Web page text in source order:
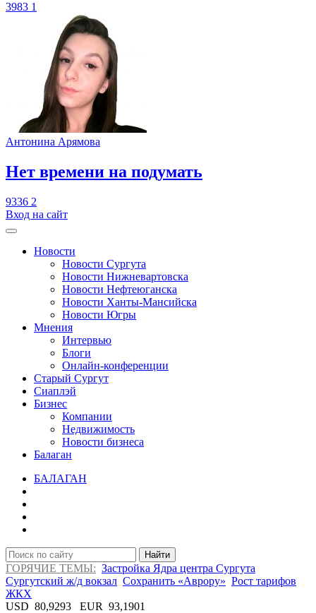
3983 1
Антонина Арямова
​Нет времени на подумать
9336 2
Вход на сайт
Новости
Новости Сургута
Новости Нижневартовска
Новости Нефтеюганска
Новости Ханты-Мансийска
Новости Югры
Мнения
Интервью
Блоги
Онлайн-конференции
Старый Сургут
Сиаплэй
Бизнес
Компании
Недвижимость
Новости бизнеса
Балаган
БАЛАГАН
Найти
ГОРЯЧИЕ ТЕМЫ: Застройка Ядра центра Сургута
Сургутский ж/д вокзал Сохранить «Аврору» Рост тарифов
ЖКХ
USD 80,9293 EUR 93,1901